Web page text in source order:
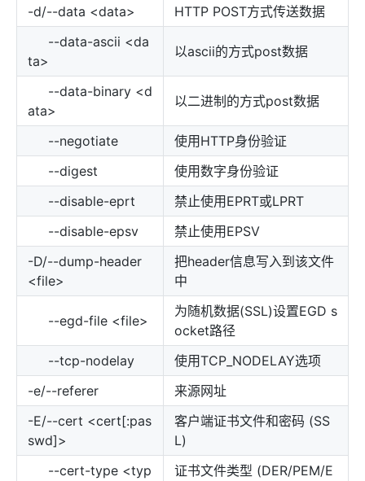
-d/--data <data>
HTTP POST方式传送数据
--data-ascii <da
ta>
以ascii的方式post数据
--data-binary <d
ata>
以二进制的方式post数据
--negotiate
使用HTTP身份验证
--digest
使用数字身份验证
--disable-eprt
禁止使用EPRT或LPRT
--disable-epsv
禁止使用EPSV
-D/--dump-header
<file>
把header信息写入到该文件
中
--egd-file <file>
为随机数据(SSL)设置EGD s
ocket路径
--tcp-nodelay
使用TCP_NODELAY选项
-e/--referer
来源网址
-E/--cert <cert[:pas
swd]>
客户端证书文件和密码 (SS
L)
--cert-type <typ
证书文件类型 (DER/PEM/E